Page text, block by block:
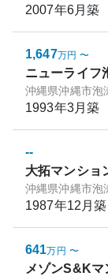
2007年6月築
1,647万円 〜
ニューライフ
沖縄県沖縄市泡
1993年3月築
--
大拓マンショ
沖縄県沖縄市泡
1987年12月築
641万円 〜
メゾンS&K